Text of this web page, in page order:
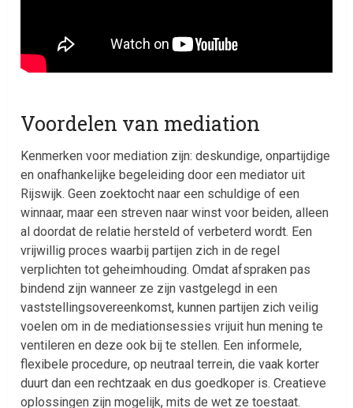
Voordelen van mediation
Kenmerken voor mediation zijn: deskundige, onpartijdige
en onafhankelijke begeleiding door een mediator uit
Rijswijk. Geen zoektocht naar een schuldige of een
winnaar, maar een streven naar winst voor beiden, alleen
al doordat de relatie hersteld of verbeterd wordt. Een
vrijwillig proces waarbij partijen zich in de regel
verplichten tot geheimhouding. Omdat afspraken pas
bindend zijn wanneer ze zijn vastgelegd in een
vaststellingsovereenkomst, kunnen partijen zich veilig
voelen om in de mediationsessies vrijuit hun mening te
ventileren en deze ook bij te stellen. Een informele,
flexibele procedure, op neutraal terrein, die vaak korter
duurt dan een rechtzaak en dus goedkoper is. Creatieve
oplossingen zijn mogelijk, mits de wet ze toestaat.